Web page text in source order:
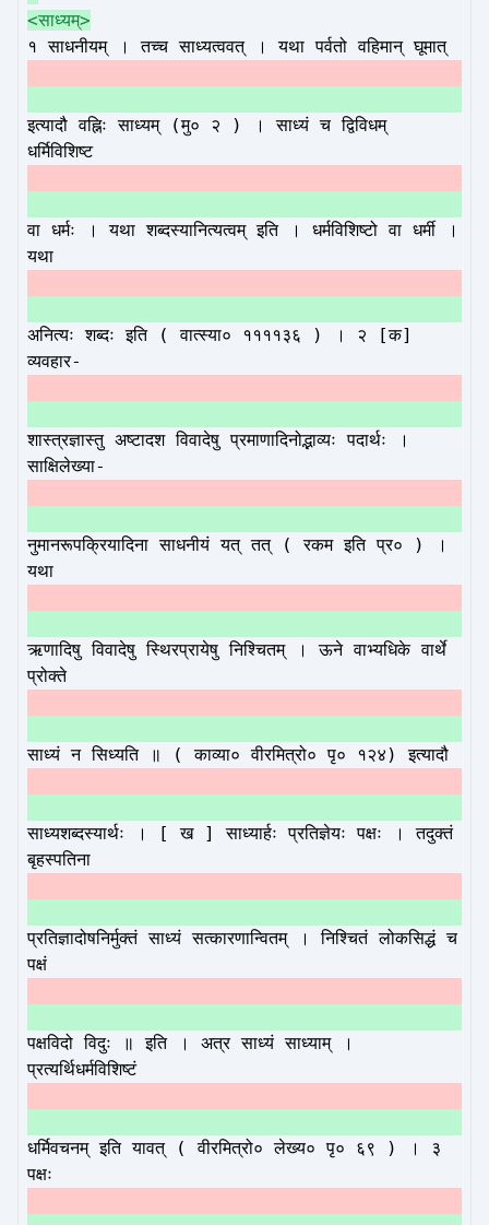
<साध्यम्>
१ साधनीयम् । तच्च साध्यत्ववत् । यथा पर्वतो वहिमान् घूमात्
इत्यादौ वह्निः साध्यम् (मु० २ ) । साध्यं च द्विविधम्
धर्मिविशिष्ट
वा धर्मः । यथा शब्दस्यानित्यत्वम् इति । धर्मविशिष्टो वा धर्मी ।
यथा
अनित्यः शब्दः इति ( वात्स्या० ११११३६ ) । २ [क]
व्यवहार-
शास्त्रज्ञास्तु अष्टादश विवादेषु प्रमाणादिनोद्भाव्यः पदार्थः ।
साक्षिलेख्या-
नुमानरूपक्रियादिना साधनीयं यत् तत् ( रकम इति प्र० ) ।
यथा
ऋणादिषु विवादेषु स्थिरप्रायेषु निश्चितम् । ऊने वाभ्यधिके वार्थे
प्रोक्ते
साध्यं न सिध्यति ॥ ( काव्या० वीरमित्रो० पृ० १२४) इत्यादौ
साध्यशब्दस्यार्थः । [ ख ] साध्यार्हः प्रतिज्ञेयः पक्षः । तदुक्तं
बृहस्पतिना
प्रतिज्ञादोषनिर्मुक्तं साध्यं सत्कारणान्वितम् । निश्चितं लोकसिद्धं च
पक्षं
पक्षविदो विदुः ॥ इति । अत्र साध्यं साध्याम् ।
प्रत्यर्थिधर्मविशिष्टं
धर्मिवचनम् इति यावत् ( वीरमित्रो० लेख्य० पृ० ६९ ) । ३
पक्षः